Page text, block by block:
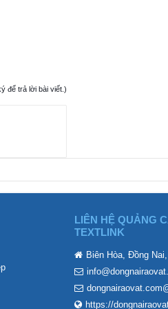
để trả lời bài viết.)
LIÊN HỆ QUẢNG
TEXTLINK
Biên Hòa, Đồng
https://